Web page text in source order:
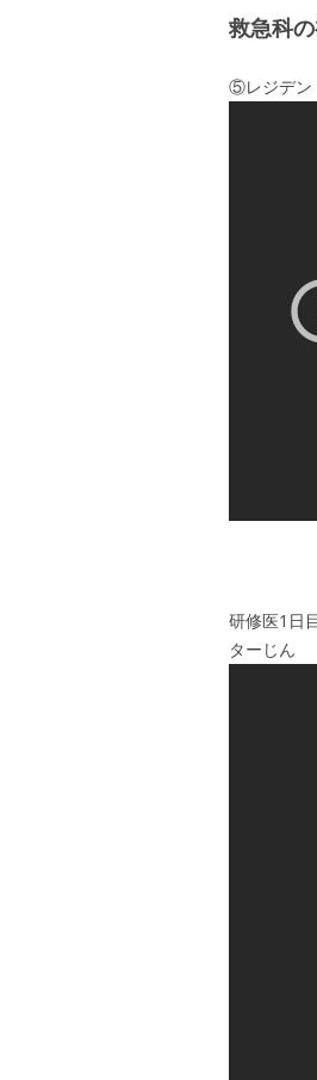
救急科
⑤レジデン
研修医1日
ターじん